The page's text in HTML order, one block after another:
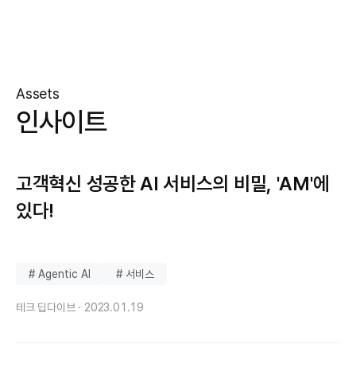
Assets
인사이트
고객혁신 성공한 AI 서비스의 비밀, 'AM'에
있다!
# Agentic AI # 서비스
테크 딥다이브 · 2023.01.19